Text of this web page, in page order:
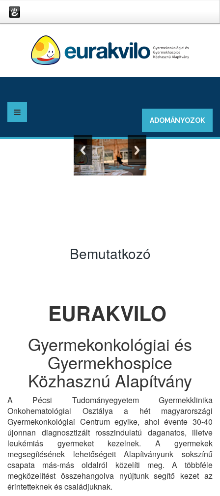
ADOMÁNYOZOK
Bemutatkozó
EURAKVILO
Gyermekonkológiai és
Gyermekhospice
Közhasznú Alapítvány
A Pécsi Tudományegyetem Gyermekklinika
Onkohematológiai Osztálya a hét magyarországi
Gyermekonkológiai Centrum egyike, ahol évente 30-40
újonnan diagnosztizált rosszindulatú daganatos, illetve
leukémiás gyermeket kezelnek. A gyermekek
megsegítésének lehetőségeit Alapítványunk sokszínű
csapata más-más oldalról közelíti meg. A többféle
megközelítést összehangolva nyújtunk segítő kezet az
érintetteknek és családjuknak.